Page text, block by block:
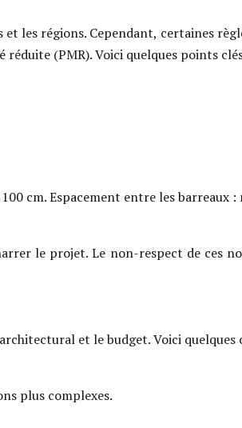
les régions. Cependant, certaines
(PMR). Voici quelques points
cm. Espacement entre les barreaux :
le projet. Le non-respect de ces
et le budget. Voici
plus complexes.